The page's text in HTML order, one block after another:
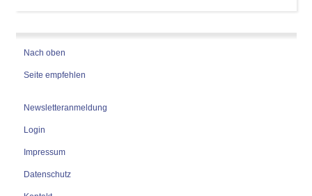
Nach oben
Seite empfehlen
Newsletteranmeldung
Login
Impressum
Datenschutz